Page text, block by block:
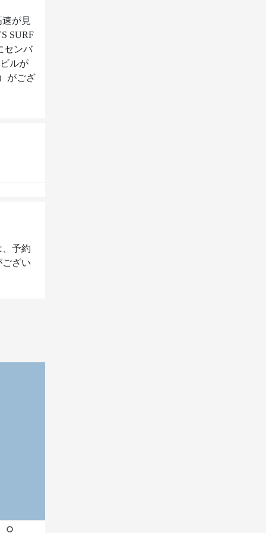
が見
SURF
センバ
ルが
がござ
予約
ざい